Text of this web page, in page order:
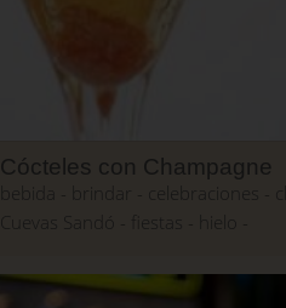
Cócteles con Champagne
bebida
celebraciones
Cuevas Sandó
fiestas hielo